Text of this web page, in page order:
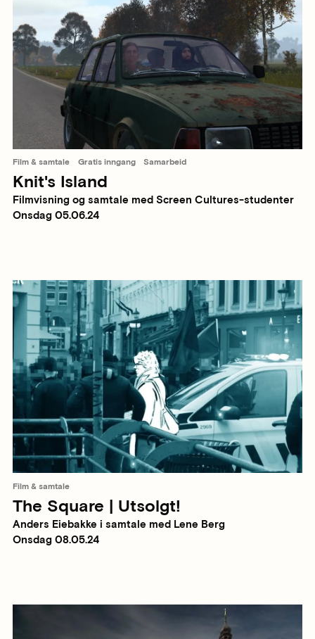
Film & samtale Gratis inngang Samarbeid
Knit's Island
Filmvisning og samtale med Screen Cultures-studenter
Onsdag 05.06.24
Film & samtale
The Square | Utsolgt!
Anders Eiebakke i samtale med Lene Berg
Onsdag 08.05.24